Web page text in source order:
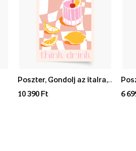
10 390 Ft
6